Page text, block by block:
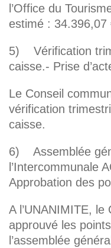
l’Office du
estimé : 34.396,07
5) Vérification
caisse.- Prise
Le Conseil
vérification
caisse.
6) Assemblée
l’Intercommunale
Approbation des
A l’UNANIMITE,
approuvé les
l’assemblée